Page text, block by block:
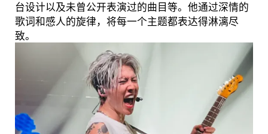
台设计以及未曾公开表演过的曲目等。他通过深情的
歌词和感人的旋律，将每一个主题都表达得淋漓尽
致。